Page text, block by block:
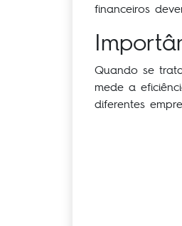
financeiros
Quando se
mede a
diferentes